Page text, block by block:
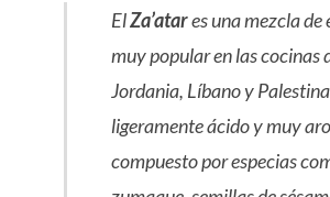
ElZa’atares una mezcla de
muy popular en las cocinas
Jordania, Líbano y
ligeramente ácido y muy
compuesto por especias